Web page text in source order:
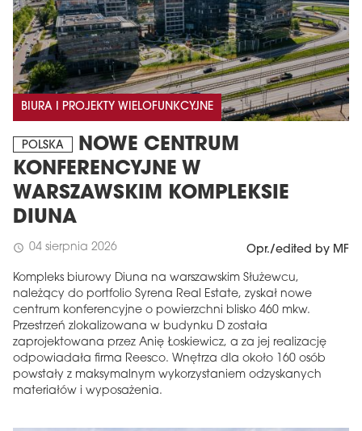
BIURA I PROJEKTY WIELOFUNKCYJNE
POLSKA
NOWE CENTRUM
KONFERENCYJNE W
WARSZAWSKIM KOMPLEKSIE
DIUNA
schedule 04 sierpnia 2026 Opr./edited by MF
Kompleks biurowy Diuna na warszawskim Służewcu,
należący do portfolio Syrena Real Estate, zyskał nowe
centrum konferencyjne o powierzchni blisko 460 mkw.
Przestrzeń zlokalizowana w budynku D została
zaprojektowana przez Anię Łoskiewicz, a za jej realizację
odpowiadała firma Reesco. Wnętrza dla około 160 osób
powstały z maksymalnym wykorzystaniem odzyskanych
materiałów i wyposażenia.